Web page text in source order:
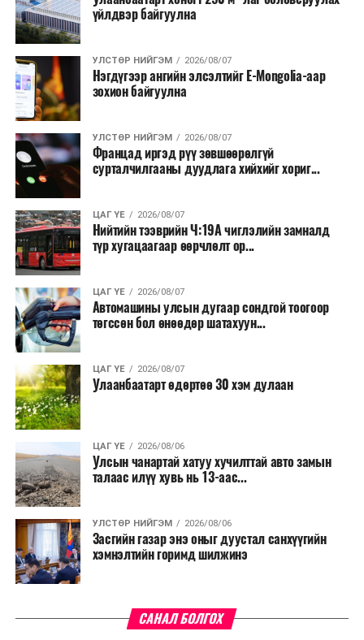
салбар бүрдээ урсгал зардлыг 20 хувиар бууруулах,
нөхөн томилгоо хийхгүй байх, аялал, амралт, зугаалга,
хамт олны урлаг, спортын арга хэмжээг зохион
байгуулахгүй байх, төрийн албанд шинэ орон тоо бий
болгохгүй байх, эрчим хүчний хэрэглээг хэмнэх, хурал,
сургалтыг цахим хэлбэрт шилжүүлэх, төрийн албан
хаагчдыг зарим өдрүүдэд цахимаар ажиллуулах арга
хэмжээг үргэлжлүүлэхийг үүрэг болголоо.
Төсвийн сахилга бат сайжирч, эдийн засгийн нөхцөл
хязгаарлалтыг үе шаттайгаар сулруулах юм.
үйлдвэр байгуулна
УЛСТӨР НИЙГЭМ 2026/08/07
Нэгдүгээр ангийн элсэлтийг E-Mongolia-аар
зохион байгуулна
УЛСТӨР НИЙГЭМ 2026/08/07
Францад иргэд рүү зөвшөөрөлгүй
сурталчилгааны дуудлага хийхийг хориг...
ЦАГ ҮЕ 2026/08/07
Нийтийн тээврийн Ч:19А чиглэлийн замналд
түр хугацаагаар өөрчлөлт ор...
ЦАГ ҮЕ 2026/08/07
Автомашины улсын дугаар сондгой тоогоор
төгссөн бол өнөөдөр шатахуун...
ЦАГ ҮЕ 2026/08/07
Улаанбаатарт өдөртөө 30 хэм дулаан
ЦАГ ҮЕ 2026/08/06
Улсын чанартай хатуу хучилттай авто замын
талаас илүү хувь нь 13-аас...
УЛСТӨР НИЙГЭМ 2026/08/06
Засгийн газар энэ оныг дуустал санхүүгийн
хэмнэлтийн горимд шилжинэ
САНАЛ БОЛГОХ